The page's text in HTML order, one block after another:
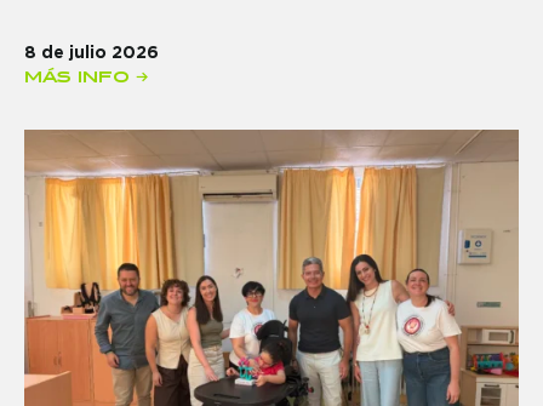
8 de julio 2026
MÁS INFO →